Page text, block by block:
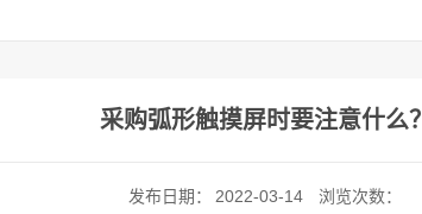
采购弧形触摸屏时要注意什么？
发布日期： 2022-03-14 浏览次数：